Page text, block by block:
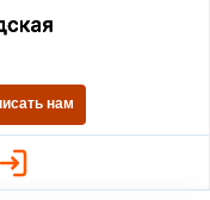
Газовая
нам